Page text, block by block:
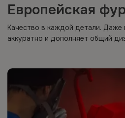
Европейская
Качество в каждой детали. Даже
аккуратно и дополняет общий